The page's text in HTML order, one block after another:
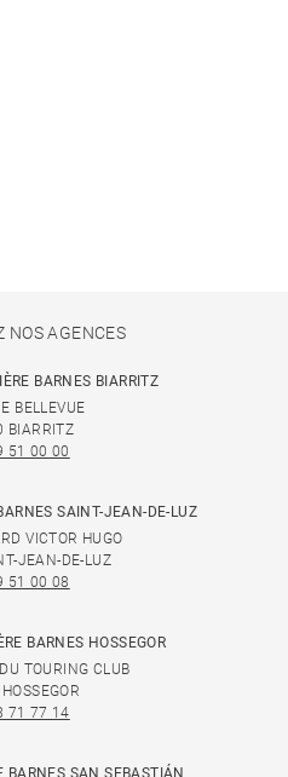
NOS AGENCES
BARNES BIARRITZ
BELLEVUE
BIARRITZ
51 00 00
SAINT-JEAN-DE-LUZ
VICTOR HUGO
JEAN-DE-LUZ
51 00 08
BARNES HOSSEGOR
TOURING CLUB
71 77 14
BARNES SAN SEBASTIÁN